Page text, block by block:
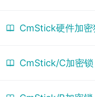
CmStick硬件加密
CmStick/C加密锁